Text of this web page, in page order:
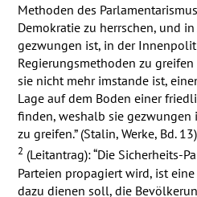
Methoden des
Demokratie zu herrschen, und
gezwungen ist, in der
Regierungsmethoden zu
sie nicht mehr imstande ist,
Lage auf dem Boden einer
finden, weshalb sie gezwungen
zu greifen.” (Stalin, Werke, Bd. 13)
2 (Leitantrag): “Die Sicherheits-
Parteien propagiert wird, ist
dazu dienen soll, die